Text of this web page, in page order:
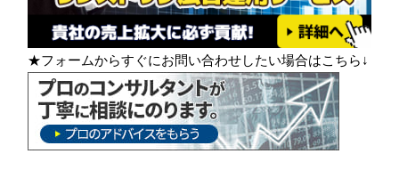
★フォームからすぐにお問い合わせしたい場合はこちら↓